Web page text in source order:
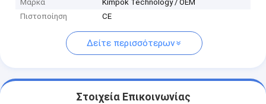
Μάρκα
Kimpok Technology / OEM
Πιστοποίηση
CE
Δείτε περισσότερων
Στοιχεία Επικοινωνίας